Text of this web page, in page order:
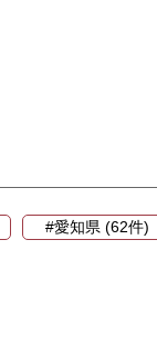
#愛知県 (62件)